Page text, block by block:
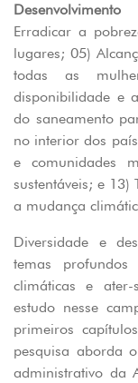
Erradicar a
lugares; 05)
todas as
disponibilidade e
do saneamento
no interior dos
e comunidades
sustentáveis; e
a mudança
Diversidade e
temas
climáticas e
estudo nesse
primeiros
pesquisa aborda
administrativo da